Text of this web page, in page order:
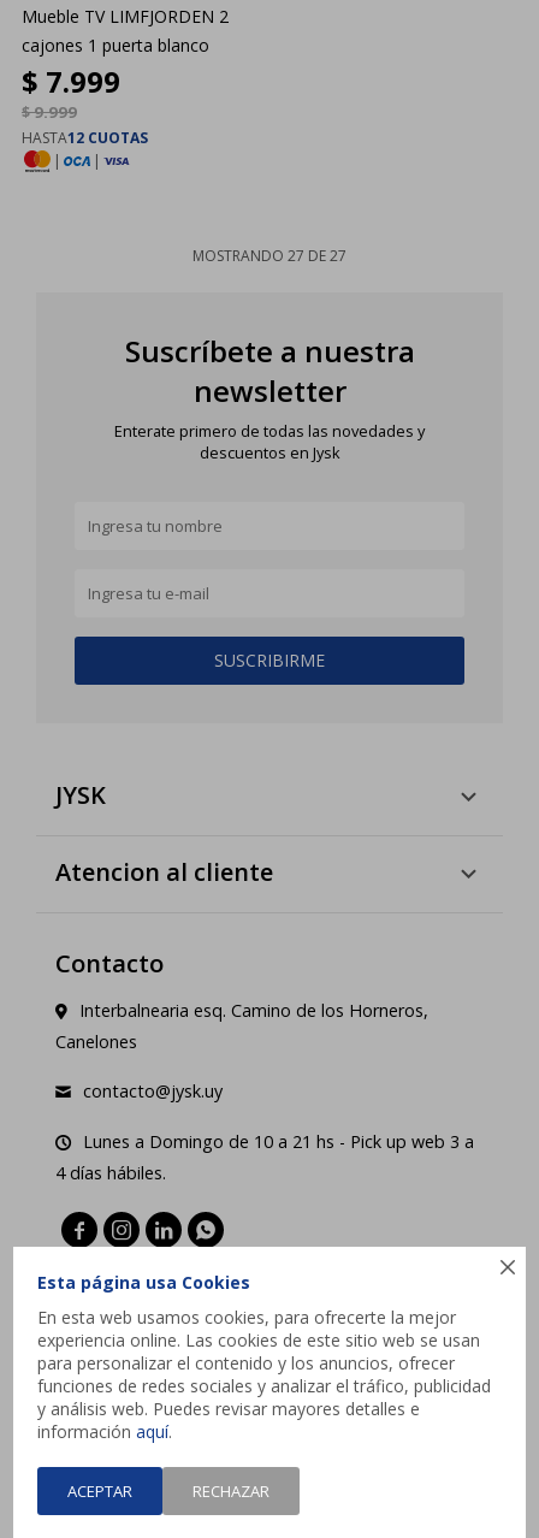

Esta página usa Cookies
En esta web usamos cookies, para ofrecerte la mejor
experiencia online. Las cookies de este sitio web se usan
para personalizar el contenido y los anuncios, ofrecer
funciones de redes sociales y analizar el tráfico, publicidad
y análisis web. Puedes revisar mayores detalles e
informaciónaquí.
ACEPTAR RECHAZAR
Mueble TV LIMFJORDEN 2
cajones 1 puerta blanco
$ 7.999
$9.999
HASTA12 CUOTAS
|
|
MOSTRANDO 27 DE27
Suscríbete a nuestra
newsletter
Enterate primero de todas las novedades y
descuentos en Jysk
SUSCRIBIRME
JYSK
Atencion al cliente
Contacto
Interbalnearia esq. Camino de los Horneros,
Canelones
contacto@jysk.uy
Lunes a Domingo de 10 a 21 hs - Pick up web 3 a
4 días hábiles.
   